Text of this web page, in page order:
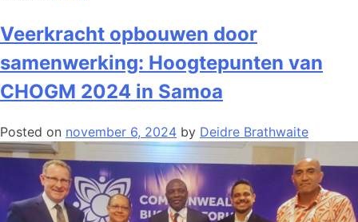
Veerkracht opbouwen door
samenwerking: Hoogtepunten van
CHOGM 2024 in Samoa
Posted on november 6, 2024 by Deidre Brathwaite